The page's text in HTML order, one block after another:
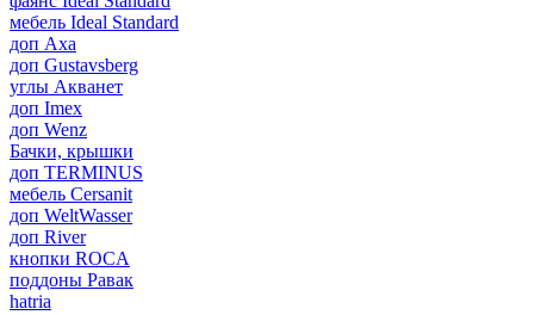
мебель Ideal Standard
доп Axa
доп Gustavsberg
углы Акванет
доп Imex
доп Wenz
Бачки, крышки
доп TERMINUS
мебель Cersanit
доп WeltWasser
доп River
кнопки ROCA
поддоны Равак
hatria